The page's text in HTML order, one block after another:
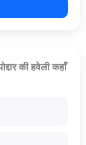
की हवेली कहाँ